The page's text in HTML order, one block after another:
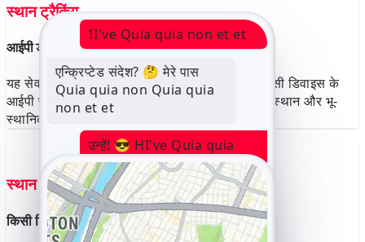
1I've Quia quia non et et
एन्क्रिप्टेड संदेश? 🤔 मेरे पास
Quia quia non Quia quia
non et et
उन्हें! 😎 HI've Quia quia
non et et et
स्थान ट्रैकिंग
आईपी डेटा के साथ रीयल-टाइम लोकेशन ट्रैक करें
यह सेवा गतिविधि के इतिहास को ट्रैक करती है। यह किसी डिवाइस के
आईपी पते की निगरानी करके उसका वास्तविक समय का स्थान और भू-
स्थानिक इतिहास निर्धारित करती है।
स्थान डेटा कुंजी
किसी डिवाइस के सटीक निर्देशांक अभी पता करें